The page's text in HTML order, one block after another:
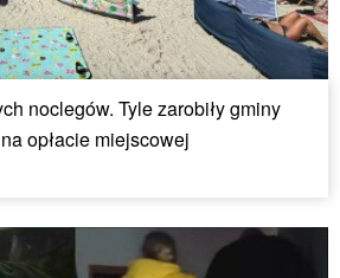
noclegów. Tyle zarobiły gminy
opłacie miejscowej